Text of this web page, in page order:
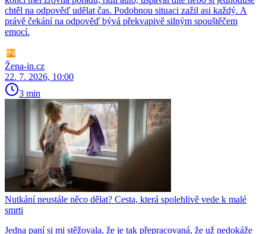
chtěl na odpověď udělat čas. Podobnou situaci zažil asi každý. A
právě čekání na odpověď bývá překvapivě silným spouštěčem
emocí.
Žena-in.cz
22. 7. 2026, 10:00
3 min
Nutkání neustále něco dělat? Cesta, která spolehlivě vede k malé
smrti
Jedna paní si mi stěžovala, že je tak přepracovaná, že už nedokáže